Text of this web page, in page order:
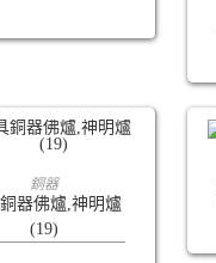
查看內容
銅器
器佛爐,神明爐
(19)